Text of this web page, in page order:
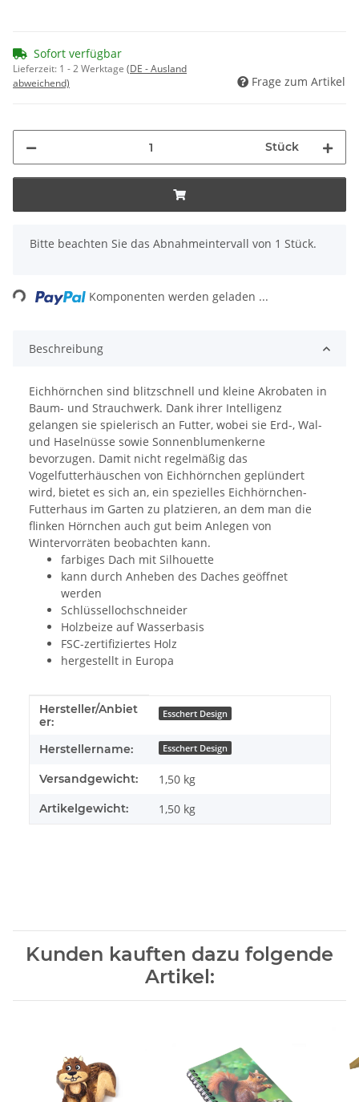
Sofort verfügbar
Lieferzeit: 1 - 2 Werktage (DE - Ausland
abweichend)
Frage zum Artikel
Stück
x
Bitte beachten Sie das Abnahmeintervall von 1 Stück.
Loading... Komponenten werden geladen ...
Beschreibung
Eichhörnchen sind blitzschnell und kleine Akrobaten in
Baum- und Strauchwerk. Dank ihrer Intelligenz
gelangen sie spielerisch an Futter, wobei sie Erd-, Wal-
und Haselnüsse sowie Sonnenblumenkerne
bevorzugen. Damit nicht regelmäßig das
Vogelfutterhäuschen von Eichhörnchen geplündert
wird, bietet es sich an, ein spezielles Eichhörnchen-
Futterhaus im Garten zu platzieren, an dem man die
flinken Hörnchen auch gut beim Anlegen von
Wintervorräten beobachten kann.
farbiges Dach mit Silhouette
kann durch Anheben des Daches geöffnet
werden
Schlüssellochschneider
Holzbeize auf Wasserbasis
FSC-zertifiziertes Holz
hergestellt in Europa
Produkteigenschaft
Wert
Hersteller/Anbiet
er:
Esschert Design
Herstellername: Esschert Design
Versandgewicht: 1,50 kg
Artikelgewicht: 1,50 kg
Kunden kauften dazu folgende
Artikel: